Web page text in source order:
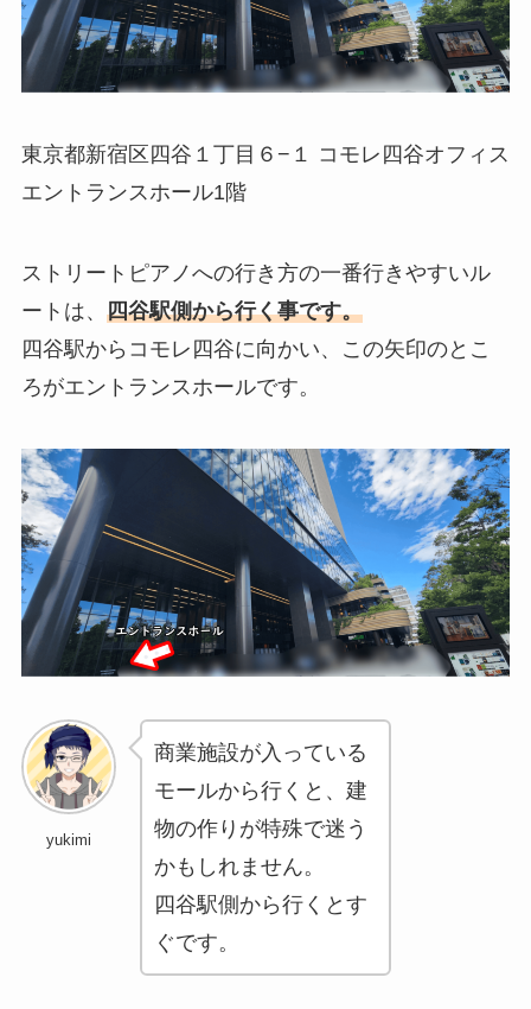
東京都新宿区四谷１丁目６−１ コモレ四谷オフィス
エントランスホール1階
ストリートピアノへの行き方の一番行きやすいル
ートは、 四谷駅側から行く事です。
四谷駅からコモレ四谷に向かい、この矢印のとこ
ろがエントランスホールです。
yukimi
商業施設が入っている
モールから行くと、建
物の作りが特殊で迷う
かもしれません。
四谷駅側から行くとす
ぐです。